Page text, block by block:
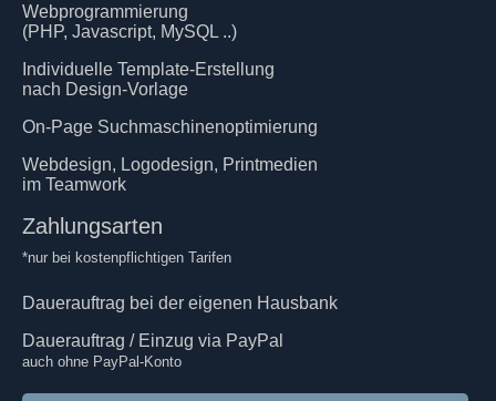
Webprogrammierung
(PHP, Javascript, MySQL ..)
Individuelle Template-Erstellung
nach Design-Vorlage
On-Page Suchmaschinenoptimierung
Webdesign, Logodesign, Printmedien
im Teamwork
Zahlungsarten
*nur bei kostenpflichtigen Tarifen
Dauerauftrag bei der eigenen Hausbank
Dauerauftrag / Einzug via PayPal
auch ohne PayPal-Konto